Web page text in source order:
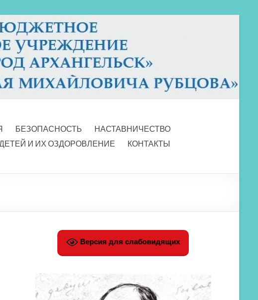
БЕЗОПАСНОСТЬ
НАСТАВНИЧЕСТВО
И ИХ ОЗДОРОВЛЕНИЕ
КОНТАКТЫ
Версия для слабовидящих